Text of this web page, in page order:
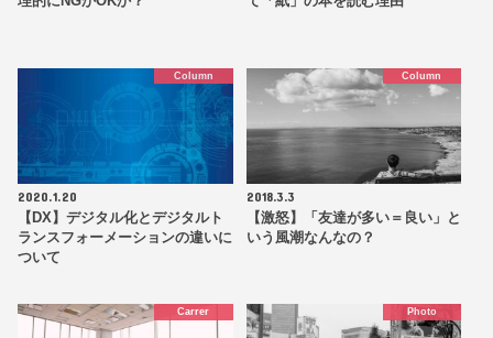
Column
2020.1.20
【DX】デジタル化とデジタルト
ランスフォーメーションの違いに
ついて
Column
2018.3.3
【激怒】「友達が多い＝良い」と
いう風潮なんなの？
Carrer Photo